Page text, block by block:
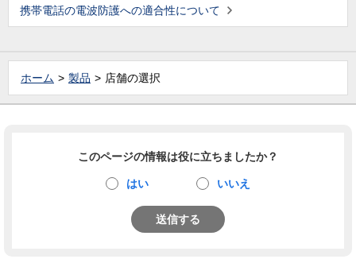
携帯電話の電波防護への適合性について
ホーム 製品 店舗の選択
このページの情報は役に立ちましたか？
はい いいえ
送信する